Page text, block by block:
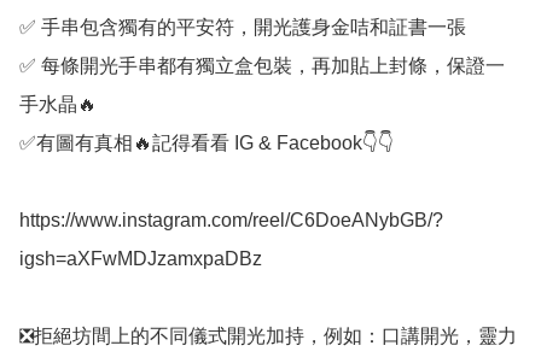
✅️ 手串包含獨有的平安符，開光護身金咭和証書一張
✅️ 每條開光手串都有獨立盒包裝，再加貼上封條，保證一
手水晶🔥
✅️有圖有真相🔥記得看看 IG & Facebook👇👇
https://www.instagram.com/reel/C6DoeANybGB/?
igsh=aXFwMDJzamxpaDBz
❎️拒絕坊間上的不同儀式開光加持，例如：口講開光，靈力